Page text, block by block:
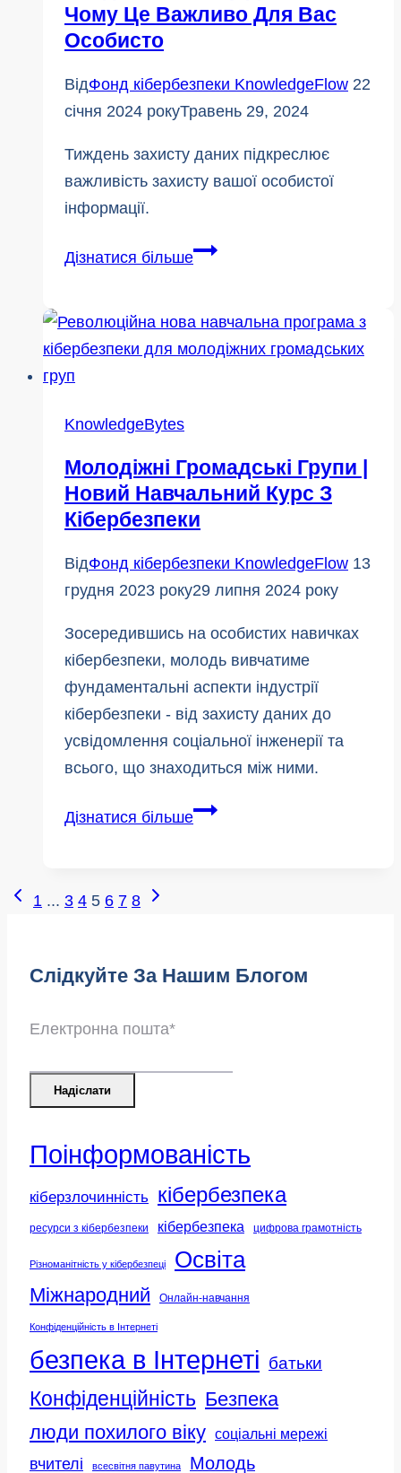
Чому Це Важливо Для Вас
Особисто
ВідФонд кібербезпеки KnowledgeFlow 22
січня 2024 рокуТравень 29, 2024
Тиждень захисту даних підкреслює
важливість захисту вашої особистої
інформації.
Дізнатися більшеТиждень
Чому
це
особисто
KnowledgeBytes
Молодіжні Громадські Групи |
Новий Навчальний Курс З
Кібербезпеки
ВідФонд кібербезпеки KnowledgeFlow 13
грудня 2023 року29 липня 2024 року
Зосередившись на особистих навичках
кібербезпеки, молодь вивчатиме
фундаментальні аспекти індустрії
кібербезпеки - від захисту даних до
усвідомлення соціальної інженерії та
всього, що знаходиться між ними.
Дізнатися більшеМолодіжні
курс
Навігація
Сторінками:
Попередня
1 ... 3 4 5 6 7 8
Наступна
Слідкуйте За Нашим Блогом
Електронна пошта*
Надіслати
Поінформованість
кіберзлочинність кібербезпека
ресурси з кібербезпеки кібербезпека цифрова грамотність
Різноманітність у кібербезпеці Освіта
Міжнародний Онлайн-навчання
Конфіденційність в Інтернеті
безпека в Інтернеті батьки
Конфіденційність Безпека
люди похилого віку соціальні мережі
вчителі всесвітня павутина Молодь